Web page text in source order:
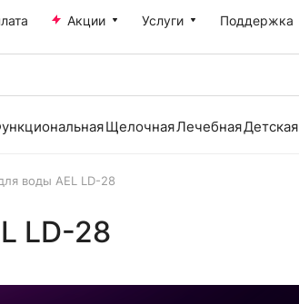
Акции Услуги Поддержка
ЩелочнаяЛечебнаяДетская
воды AEL LD-28
LD-28